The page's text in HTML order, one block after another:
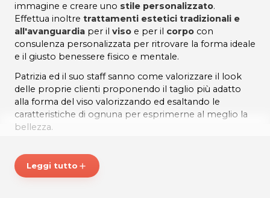
immagine e creare uno stile personalizzato.
Effettua inoltre trattamenti estetici tradizionali e
all'avanguardia per il viso e per il corpo con
consulenza personalizzata per ritrovare la forma ideale
e il giusto benessere fisico e mentale.
Patrizia ed il suo staff sanno come valorizzare il look
delle proprie clienti proponendo il taglio più adatto
alla forma del viso valorizzando ed esaltando le
caratteristiche di ognuna per esprimerne al meglio la
bellezza.
bellezza
in un’occasione di relax e distensione per i
suoi ospiti, infatti il centro è anche un'
Leggi tutto add